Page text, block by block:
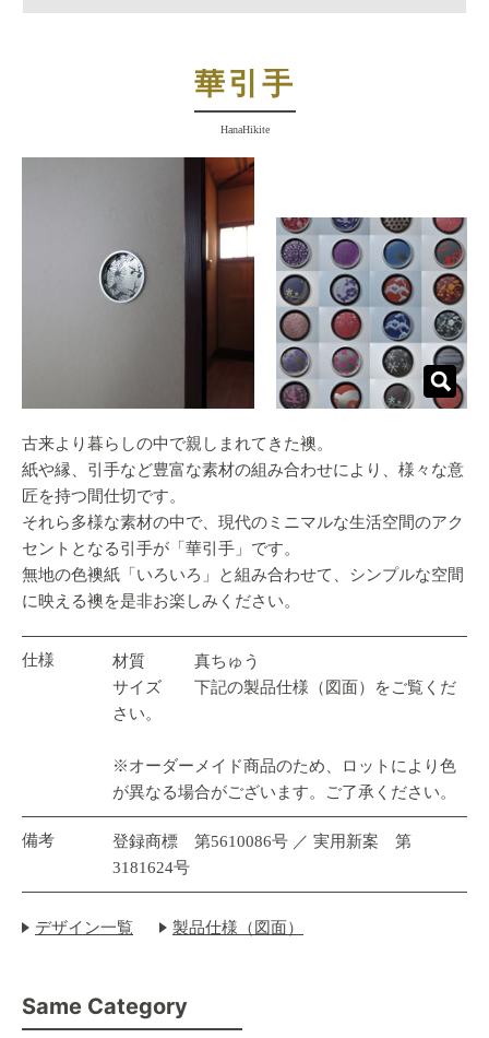
華引手
HanaHikite
古来より暮らしの中で親しまれてきた襖。
紙や縁、引手など豊富な素材の組み合わせにより、様々な意
匠を持つ間仕切です。
それら多様な素材の中で、現代のミニマルな生活空間のアク
セントとなる引手が「華引手」です。
無地の色襖紙「いろいろ」と組み合わせて、シンプルな空間
に映える襖を是非お楽しみください。
仕様
材質 真ちゅう
サイズ 下記の製品仕様（図面）をご覧くだ
さい。
※オーダーメイド商品のため、ロットにより色
が異なる場合がございます。ご了承ください。
備考
登録商標 第5610086号 ／ 実用新案 第
3181624号
デザイン一覧 製品仕様（図面）
Same Category